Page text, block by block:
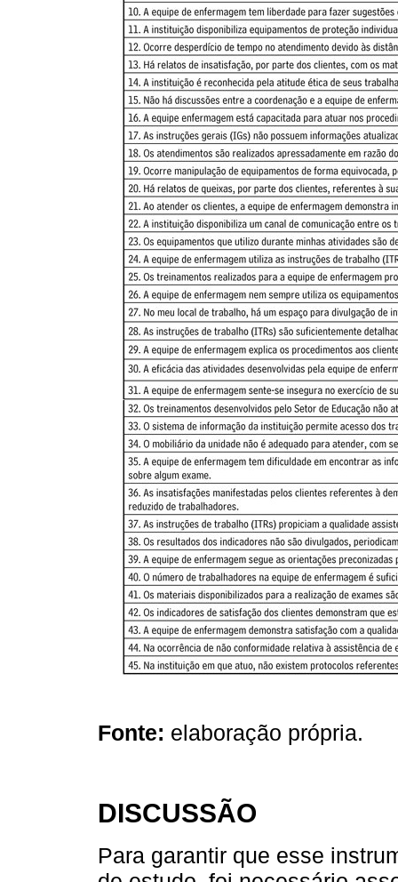
Fonte: elaboração própria.
DISCUSSÃO
Para garantir que esse